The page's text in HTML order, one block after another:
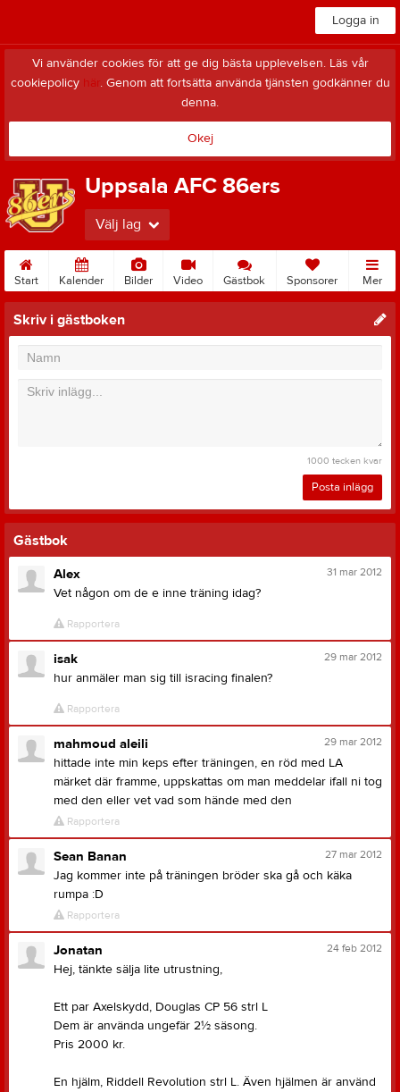
Logga in
Vi använder cookies för att ge dig bästa upplevelsen. Läs vår
cookiepolicy här. Genom att fortsätta använda tjänsten godkänner du
denna.
Okej
Uppsala AFC 86ers
Välj lag
Start Kalender Bilder Video Gästbok Sponsorer Mer
Skriv i gästboken
1000 tecken kvar
Posta inlägg
Gästbok
31 mar 2012
Alex
Vet någon om de e inne träning idag?
Rapportera
29 mar 2012
isak
hur anmäler man sig till isracing finalen?
Rapportera
29 mar 2012
mahmoud aleili
hittade inte min keps efter träningen, en röd med LA
märket där framme, uppskattas om man meddelar ifall ni tog
med den eller vet vad som hände med den
Rapportera
27 mar 2012
Sean Banan
Jag kommer inte på träningen bröder ska gå och käka
rumpa :D
Rapportera
24 feb 2012
Jonatan
Hej, tänkte sälja lite utrustning,
Ett par Axelskydd, Douglas CP 56 strl L
Dem är använda ungefär 2½ säsong.
Pris 2000 kr.
En hjälm, Riddell Revolution strl L. Även hjälmen är använd